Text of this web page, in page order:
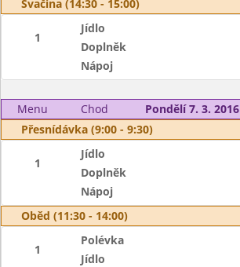
Svačina (14:30 - 15:00)
1
Jídlo
Doplněk
Nápoj
Menu Chod
Pondělí 7. 3. 2016
Přesnídávka (9:00 - 9:30)
1
Jídlo
Doplněk
Nápoj
Oběd (11:30 - 14:00)
1
Polévka
Jídlo